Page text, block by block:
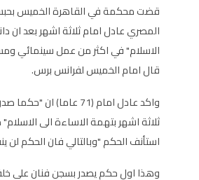
قضت محكمة في القاهرة الخميس
المصري عادل امام ثلاثة اشهر بعد ان
الاسلام" في اكثر من عمل سينمائي
قال امام الخميس لفرانس برس.
واكد عادل امام (71 عاما)
ثلاثة اشهر بتهمة الاساءة الى
استأنف الحكم "وبالتالي فان الحكم لن
وهذا اول حكم يصدر بسجن فنان على